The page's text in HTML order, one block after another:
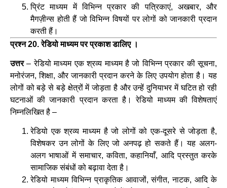
प्रिंट माध्यम में विभिन्न प्रकार की पत्रिकाएं, अखबार, और
मैगज़ीन्स होती हैं जो विभिन्न विषयों पर लोगों को जानकारी प्रदान
करती हैं।
प्रश्न 20. रेडियो माध्यम पर प्रकाश डालिए ।
उत्तर– रेडियो माध्यम एक श्रव्य माध्यम है जो विभिन्न प्रकार की सूचना,
मनोरंजन, शिक्षा, और जानकारी प्रदान करने के लिए उपयोग होता है। यह
लोगों को बड़े से बड़े क्षेत्रों में जोड़ता है और उन्हें दुनियाभर में घटित हो रही
घटनाओं की जानकारी प्रदान करता है। रेडियो माध्यम की विशेषताएं
निम्नलिखित है –
रेडियो एक श्रव्य माध्यम है जो लोगों को एक-दूसरे से जोड़ता है,
विशेषकर उन लोगों के लिए जो अनपढ़ हो सकते हैं। यह अलग-
अलग भाषाओं में समाचार, कविता, कहानियाँ, आदि प्रस्तुत करके
सामाजिक संबंधों को बढ़ावा देता है।
रेडियो माध्यम विभिन्न प्राकृतिक आवाजों, संगीत, नाटक, आदि के